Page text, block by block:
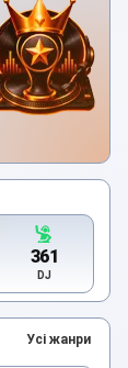
361
DJ
Усі жанри